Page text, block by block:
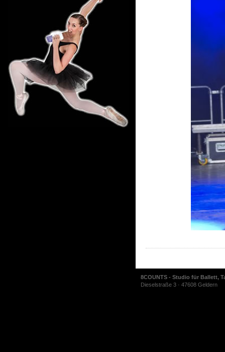
8COUNTS - Studio für Ballett,
Dieselstraße 3 · 47608 Geldern